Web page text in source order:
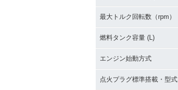
最大トルク回転数（rpm）
燃料タンク容量 (L)
エンジン始動方式
点火プラグ標準搭載・型式